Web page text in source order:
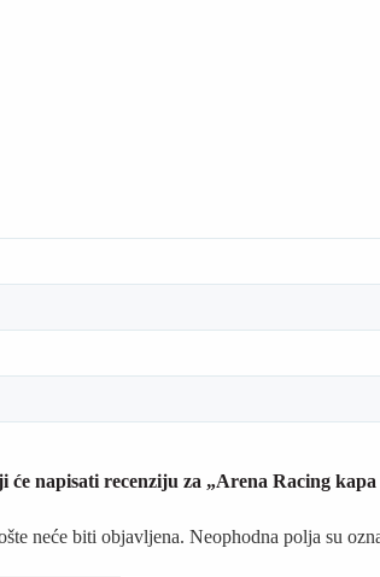
će napisati recenziju za „Arena Racing
neće biti objavljena. Neophodna polja su